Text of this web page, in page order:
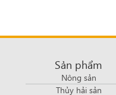
Sản phẩm
Nông sản
Thủy hải sản